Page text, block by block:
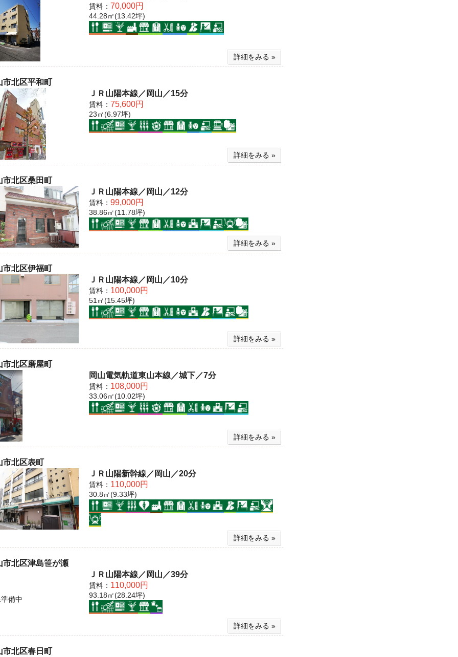
賃料： 70,000円
44.28㎡(13.42坪)
詳細をみる »
市北区平和町
ＪＲ山陽本線／岡山／15分
賃料： 75,600円
23㎡(6.97坪)
詳細をみる »
市北区桑田町
ＪＲ山陽本線／岡山／12分
賃料： 99,000円
38.86㎡(11.78坪)
詳細をみる »
市北区伊福町
ＪＲ山陽本線／岡山／10分
賃料： 100,000円
51㎡(15.45坪)
詳細をみる »
市北区磨屋町
岡山電気軌道東山本線／城下／7分
賃料： 108,000円
33.06㎡(10.02坪)
詳細をみる »
市北区表町
ＪＲ山陽新幹線／岡山／20分
賃料： 110,000円
30.8㎡(9.33坪)
詳細をみる »
市北区津島笹が瀬
備中
ＪＲ山陽本線／岡山／39分
賃料： 110,000円
93.18㎡(28.24坪)
詳細をみる »
市北区春日町